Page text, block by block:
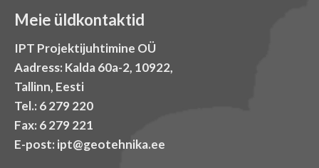
Meie üldkontaktid
IPT Projektijuhtimine OÜ
Aadress: Kalda 60a-2, 10922,
Tallinn, Eesti
Tel.: 6 279 220
Fax: 6 279 221
E-post: ipt@geotehnika.ee